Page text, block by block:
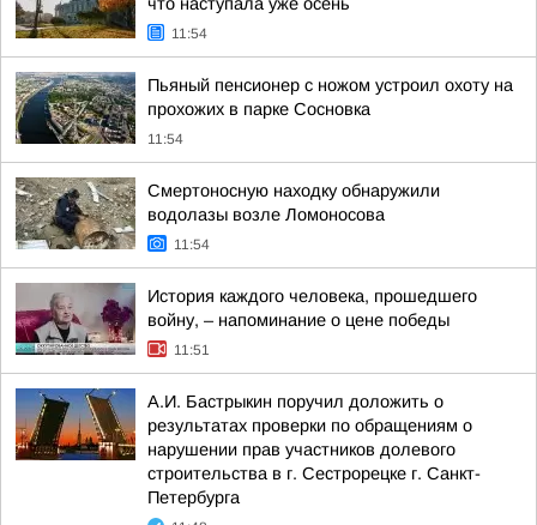
11:54
Пьяный пенсионер с ножом устроил охоту на
прохожих в парке Сосновка
11:54
Смертоносную находку обнаружили
водолазы возле Ломоносова
11:54
История каждого человека, прошедшего
войну, – напоминание о цене победы
11:51
А.И. Бастрыкин поручил доложить о
результатах проверки по обращениям о
нарушении прав участников долевого
строительства в г. Сестрорецке г. Санкт-
Петербурга